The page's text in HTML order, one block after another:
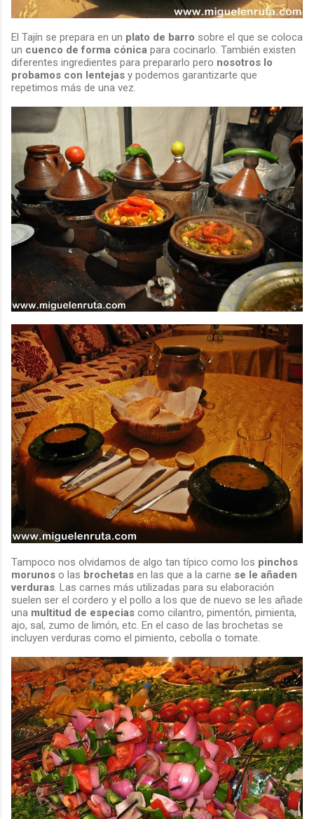
El Tajín se prepara en un plato de barro sobre el que se coloca
un cuenco de forma cónica para cocinarlo. También existen
diferentes ingredientes para prepararlo pero nosotros lo
probamos con lentejas y podemos garantizarte que
repetimos más de una vez.
Tampoco nos olvidamos de algo tan típico como los pinchos
morunos o las brochetas en las que a la carne se le añaden
verduras. Las carnes más utilizadas para su elaboración
suelen ser el cordero y el pollo a los que de nuevo se les añade
una multitud de especias como cilantro, pimentón, pimienta,
ajo, sal, zumo de limón, etc. En el caso de las brochetas se
incluyen verduras como el pimiento, cebolla o tomate.